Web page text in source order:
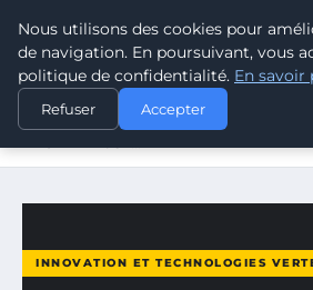
CLIMATE GUARDIAN
ACCUEIL
INNOVATION ET
FACC : UNE OPPORTUNITÉ
INNOVATION ET TECHNOLOGIES
Nous utilisons des cookies pour
de navigation. En poursuivant, vous
politique de confidentialité. En savoir
Refuser Accepter